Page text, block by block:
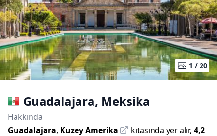
1 / 20
Guadalajara, Meksika
Hakkında
Guadalajara, Kuzey Amerika kıtasında yer alır, 4,2